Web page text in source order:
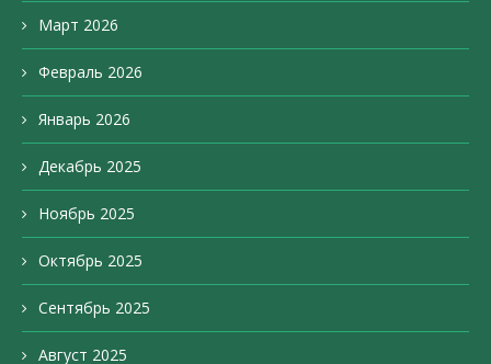
Март 2026
Февраль 2026
Январь 2026
Декабрь 2025
Ноябрь 2025
Октябрь 2025
Сентябрь 2025
Август 2025